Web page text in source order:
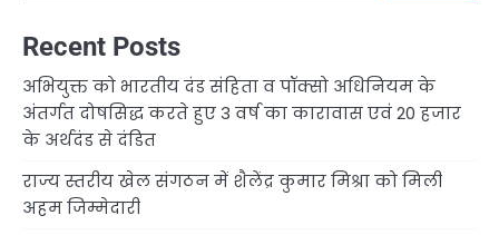
Recent Posts
अभियुक्त को भारतीय दंड संहिता व पॉक्सो अधिनियम के
अंतर्गत दोषसिद्ध करते हुए 3 वर्ष का कारावास एवं 20 हजार
के अर्थदंड से दंडित
राज्य स्तरीय खेल संगठन में शैलेंद्र कुमार मिश्रा को मिली
अहम जिम्मेदारी